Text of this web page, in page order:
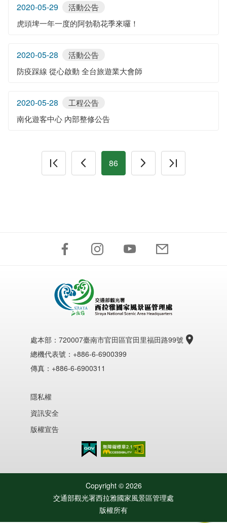
2020-05-29
活動公告
虎頭埤一年一度的阿勃勒花季來囉！
2020-05-28
活動公告
防疫踩線 從心啟動 全台旅遊業大會師
2020-05-28
工程公告
南化遊客中心 內部整修公告
86
處本部： 720007臺南市官田區官田里福田路99號
總機代表號：+886-6-6900399
傳真：+886-6-6900311
隱私權
資訊安全
版權宣告
Copyright © 2026
交通部觀光署西拉雅國家風景區管理處
版權所有